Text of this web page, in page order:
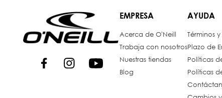
EMPRESA
Acerca de O'Neill
Trabaja con nosotros
Nuestras tiendas
Blog
AYUDA
Términos
Plazo de
Políticas
Políticas